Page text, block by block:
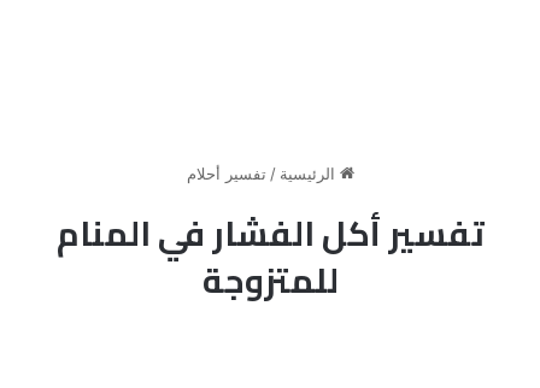
الرئيسية / تفسير أحلام
تفسير أكل الفشار في المنام
للمتزوجة